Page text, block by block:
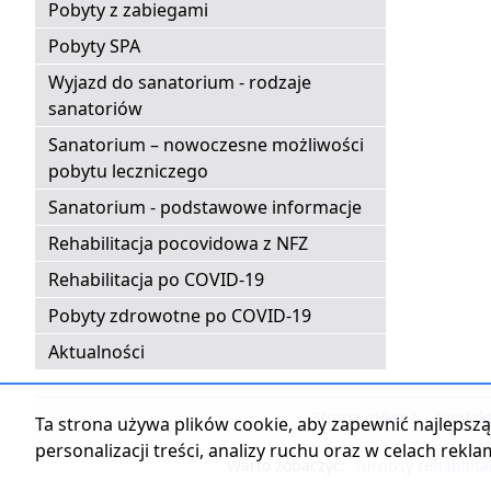
Pobyty z zabiegami
Pobyty SPA
Wyjazd do sanatorium - rodzaje
sanatoriów
Sanatorium – nowoczesne możliwości
pobytu leczniczego
Sanatorium - podstawowe informacje
Rehabilitacja pocovidowa z NFZ
Rehabilitacja po COVID-19
Pobyty zdrowotne po COVID-19
Aktualności
Strona główna |
Warto zobaczyć: Turnusy
Ta strona używa plików cookie, aby zapewnić
personalizacji treści, analizy ruchu oraz w celach